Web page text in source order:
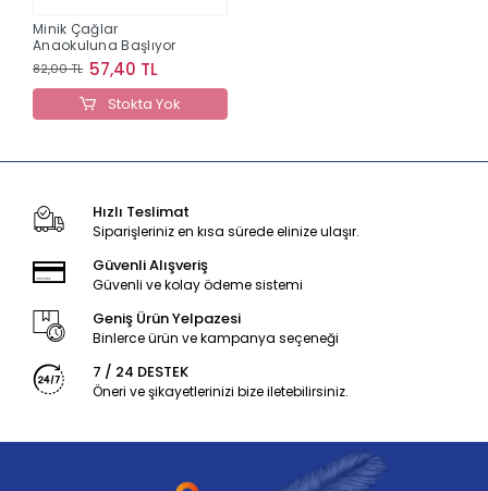
Minik Çağlar
Anaokuluna Başlıyor
82,00 TL 57,40 TL
Stokta Yok
Hızlı Teslimat
Siparişleriniz en kısa sürede elinize ulaşır.
Güvenli Alışveriş
Güvenli ve kolay ödeme sistemi
Geniş Ürün Yelpazesi
Binlerce ürün ve kampanya seçeneği
7 / 24 DESTEK
Öneri ve şikayetlerinizi bize iletebilirsiniz.